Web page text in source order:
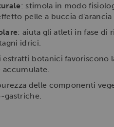
: stimola in modo
pelle a buccia
: aiuta gli atleti in fase di
idrici.
estratti botanici favoriscono
accumulate.
delle componenti
gastriche.